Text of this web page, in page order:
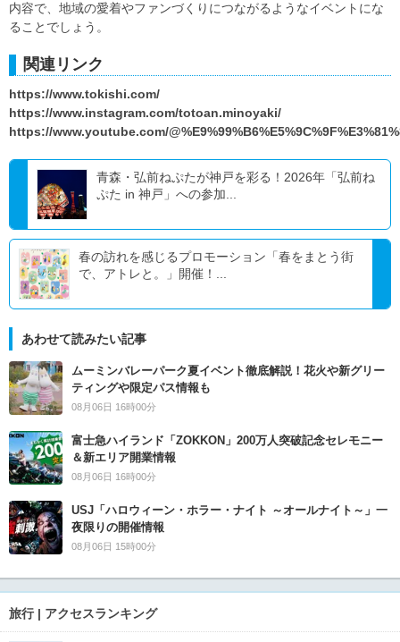
内容で、地域の愛着やファンづくりにつながるようなイベントにな
ることでしょう。
関連リンク
https://www.tokishi.com/
https://www.instagram.com/totoan.minoyaki/
https://www.youtube.com/
青森・弘前ねぷたが神戸を彩る！2026年「弘前ね
ぷた in 神戸」への参加...
春の訪れを感じるプロモーション「春をまとう街
で、アトレと。」開催！...
あわせて読みたい記事
ムーミンバレーパーク夏イベント徹底解説！花火や新グリー
ティングや限定パス情報も
08月06日 16時00分
富士急ハイランド「ZOKKON」200万人突破記念セレモニー
＆新エリア開業情報
08月06日 16時00分
USJ「ハロウィーン・ホラー・ナイト ～オールナイト～」一
夜限りの開催情報
08月06日 15時00分
旅行 | アクセスランキング